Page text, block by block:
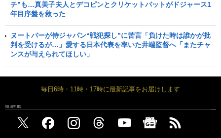
チ”も…真美子夫人とデコピンとクリケットバットがドジャース1
年目序盤を救った
ヌートバーが侍ジャパン“戦犯探し”に苦言「負けた時は誰かが批
判を受けるが…」愛する日本代表を率いた井端監督へ「またチャ
ンスが与えられてほしい」
毎日6時・11時・17時に最新記事をお届けします
FOLLOW US